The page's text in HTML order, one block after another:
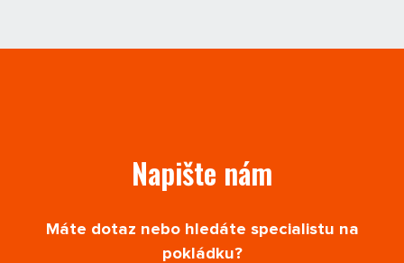
Napište nám
Máte dotaz nebo hledáte specialistu na
pokládku?